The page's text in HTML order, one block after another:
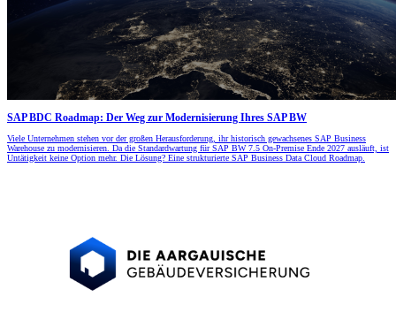
SAP BDC Roadmap: Der Weg zur Modernisierung Ihres SAP BW
Viele Unternehmen stehen vor der großen Herausforderung, ihr historisch gewachsenes SAP Business
Warehouse zu modernisieren. Da die Standardwartung für SAP BW 7.5 On-Premise Ende 2027 ausläuft, ist
Untätigkeit keine Option mehr. Die Lösung? Eine strukturierte SAP Business Data Cloud Roadmap.